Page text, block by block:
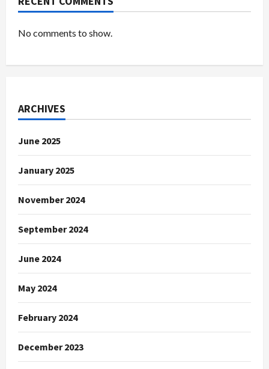
No comments to show.
ARCHIVES
June 2025
January 2025
November 2024
September 2024
June 2024
May 2024
February 2024
December 2023